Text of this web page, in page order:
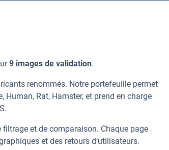
9 images de validation.
renommés. Notre portefeuille permet
Rat, Hamster, et prend en charge
et de comparaison. Chaque page
et des retours d’utilisateurs.